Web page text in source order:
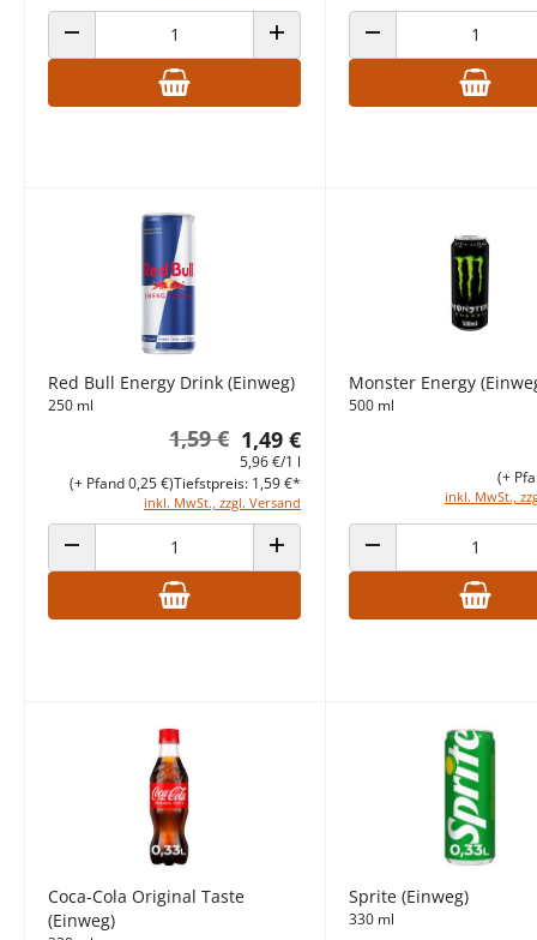
ANZAHL VERRINGERN ANZAHL ERHÖHENANZAHL VERRINGERN
Red Bull Energy Drink (Einweg)
250 ml
1,49 €
1,59 €
5,96 €/1 l
inkl. MwSt., zzgl. Versand
(+ Pfand 0,25 €)Tiefstpreis: 1,59 €*
ANZAHL VERRINGERN ANZAHL ERHÖHEN
Monster Energy
500 ml
inkl. MwSt.,
(+
ANZAHL VERRINGERN
Coca-Cola Original Taste
(Einweg)
Sprite (Einweg)
330 ml